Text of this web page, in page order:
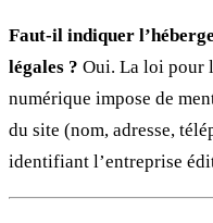
Faut-il indiquer
légales ? Oui. La loi pour
numérique impose de
du site (nom, adresse,
identifiant l’entreprise